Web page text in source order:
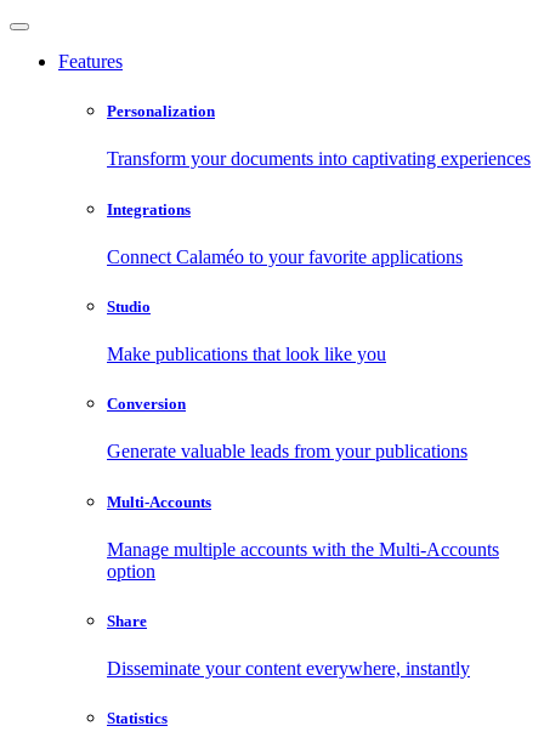
Features
Personalization
Transform your documents into captivating experiences
Integrations
Connect Calaméo to your favorite applications
Studio
Make publications that look like you
Conversion
Generate valuable leads from your publications
Multi-Accounts
Manage multiple accounts with the Multi-Accounts
option
Share
Disseminate your content everywhere, instantly
Statistics